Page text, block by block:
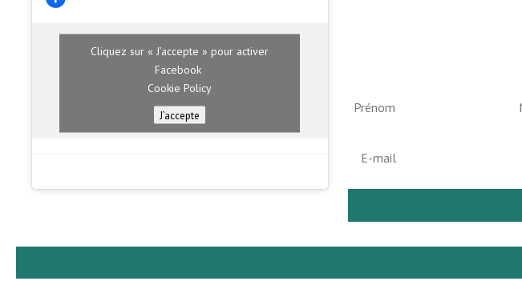
Cliquez sur « J’accepte » pour activer
Facebook
Cookie Policy
J’accepte